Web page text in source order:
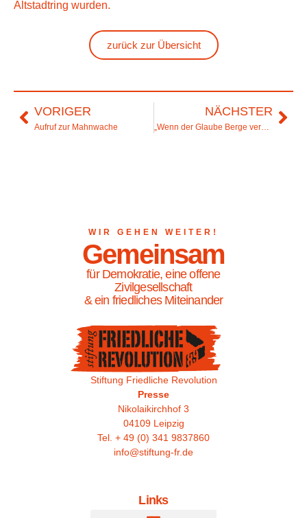
Altstadtring wurden.
zurück zur Übersicht
VORIGER
Aufruf zur Mahnwache
NÄCHSTER
„Wenn der Glaube Berge versetzt“
WIR GEHEN WEITER!
Gemeinsam
für Demokratie, eine offene
Zivilgesellschaft
& ein friedliches Miteinander
Stiftung Friedliche Revolution
Presse
Nikolaikirchhof 3
04109 Leipzig
Tel. + 49 (0) 341 9837860
info@stiftung-fr.de
Links